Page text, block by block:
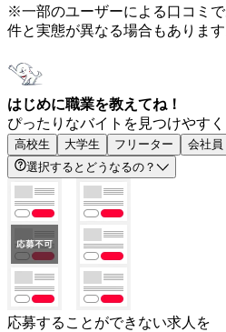
※一部のユーザーによる口コミ
件と実態が異なる場合もあります
はじめに職業を教えてね！
ぴったりなバイトを見つけやすく
高校生 大学生 フリーター 会社員
選択するとどうなるの？
応募することができない求人を